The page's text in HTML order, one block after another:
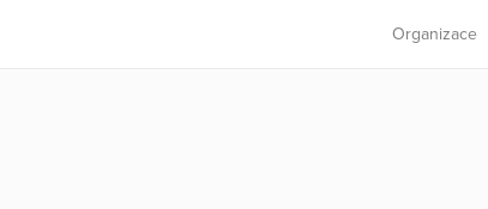
Organizace